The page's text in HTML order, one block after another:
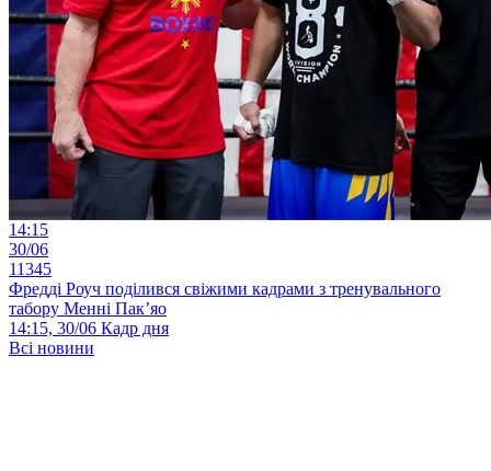
14:15
30/06
11345
Фредді Роуч поділився свіжими кадрами з тренувального
табору Менні Пак’яо
14:15, 30/06 Кадр дня
Всі новини